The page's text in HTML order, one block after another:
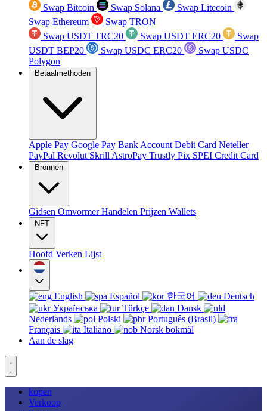
Swap Bitcoin Swap Solana
Swap Litecoin
Swap Ethereum
Swap TRON
Swap USDT TRC20
Swap USDT ERC20
Swap
USDT BEP20
Swap USDC ERC20
Swap USDC
Polygon
Betaalmethoden
Apple Pay Google Pay Bank Account Debit Card Neteller
PayPal Revolut Skrill AstroPay Trustly Pix SPEI Credit Card
Bronnen
Gidsen OmvormerHandelen Prijzen Wallets
NFT
Hoofd Verken Lijst
English Español 한국어
Deutsch
Українська
Türkçe
Dansk
Nederlands
Polski
Português (Brasil)
Français
Italiano
Norsk bokmål
Aan de slag
kopen
Verkoop